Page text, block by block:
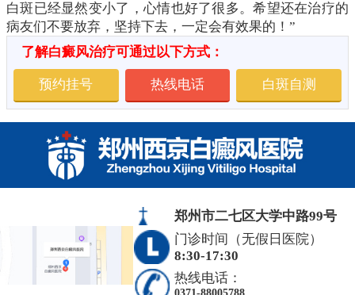
白斑已经显然变小了，心情也好了很多。希望还在治疗的
病友们不要放弃，坚持下去，一定会有效果的！”
了解白癜风治疗可通过以下方式：
预约挂号 热线电话 白斑自测
郑州市二七区大学中路99号
门诊时间（无假日医院）
8:30-17:30
热线电话：